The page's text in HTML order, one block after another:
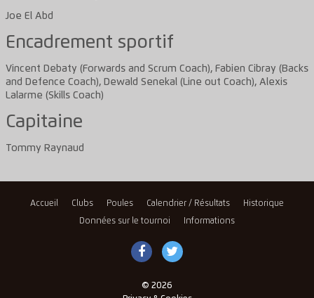
Joe El Abd
Encadrement sportif
Vincent Debaty (Forwards and Scrum Coach), Fabien Cibray (Backs
and Defence Coach), Dewald Senekal (Line out Coach), Alexis
Lalarme (Skills Coach)
Capitaine
Tommy Raynaud
Accueil Clubs Poules Calendrier / Résultats
Historique
Données sur le tournoi
Informations
© 2026